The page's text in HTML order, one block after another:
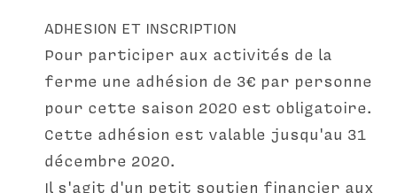
ADHESION ET INSCRIPTION
Pour participer aux activités de la
ferme une adhésion de 3€ par personne
pour cette saison 2020 est obligatoire.
Cette adhésion est valable jusqu'au 31
décembre 2020.
Il s'agit d'un petit soutien financier aux